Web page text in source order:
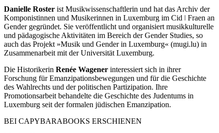
Danielle Roster ist Musikwissenschaftlerin und hat das Archiv der
Komponistinnen und Musikerinnen in Luxemburg im Cid ǀ Fraen an
Gender gegründet. Sie veröffentlicht und organisiert musikkulturelle
und pädagogische Aktivitäten im Bereich der Gender Studies, so
auch das Projekt »Musik und Gender in Luxemburg« (mugi.lu) in
Zusammenarbeit mit der Universität Luxemburg.
Die Historikerin Renée Wagener interessiert sich in ihrer
Forschung für Emanzipationsbewegungen und für die Geschichte
des Wahlrechts und der politischen Partizipation. Ihre
Promotionsarbeit behandelte die Geschichte des Judentums in
Luxemburg seit der formalen jüdischen Emanzipation.
BEI CAPYBARABOOKS ERSCHIENEN